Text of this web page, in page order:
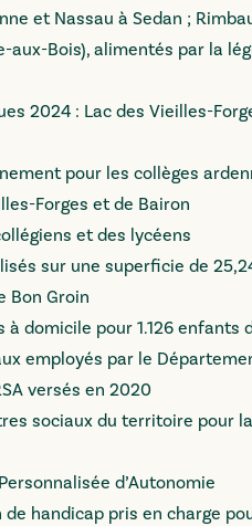
et Nassau à Sedan ;
aux-Bois), alimentés par la
2024 : Lac des Vieilles-
pour les collèges
Forges et de Bairon
et des lycéens
sur une superficie de
Bon Groin
domicile pour 1.126 enfants
employés par le
versés en 2020
sociaux du territoire pour
d’Autonomie
handicap pris en charge